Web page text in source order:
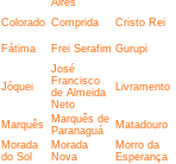
Colorado Comprida Cristo Rei
Fátima Frei Serafim Gurupi
Jóquei
José
Francisco
de Almeida
Neto
Livramento
Marquês
Marquês de
Paranaguá
Matadouro
Morada
do Sol
Morada
Nova
Morro da
Esperança